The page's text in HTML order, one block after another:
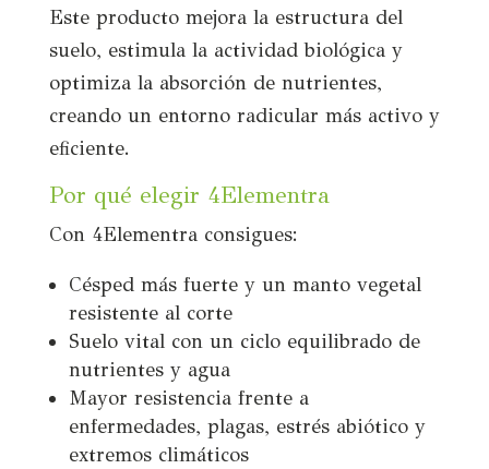
Este producto mejora la estructura del
suelo, estimula la actividad biológica y
optimiza la absorción de nutrientes,
creando un entorno radicular más activo y
eficiente.
Por qué elegir 4Elementra
Con 4Elementra consigues:
Césped más fuerte y un manto vegetal
resistente al corte
Suelo vital con un ciclo equilibrado de
nutrientes y agua
Mayor resistencia frente a
enfermedades, plagas, estrés abiótico y
extremos climáticos